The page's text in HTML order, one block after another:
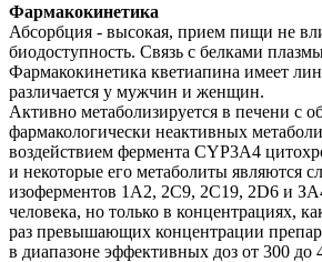
Фармакокинетика
Абсорбция - высокая, прием пищи не
биодоступность. Связь с белками
Фармакокинетика кветиапина имеет
различается у мужчин и женщин.
Активно метаболизируется в печени с
фармакологически неактивных
воздействием фермента CYP3A4
и некоторые его метаболиты являются
изоферментов 1А2, 2С9, 2С19, 2D6 и
человека, но только в концентрациях,
раз превышающих концентрации
в диапазоне эффективных доз от 300 до